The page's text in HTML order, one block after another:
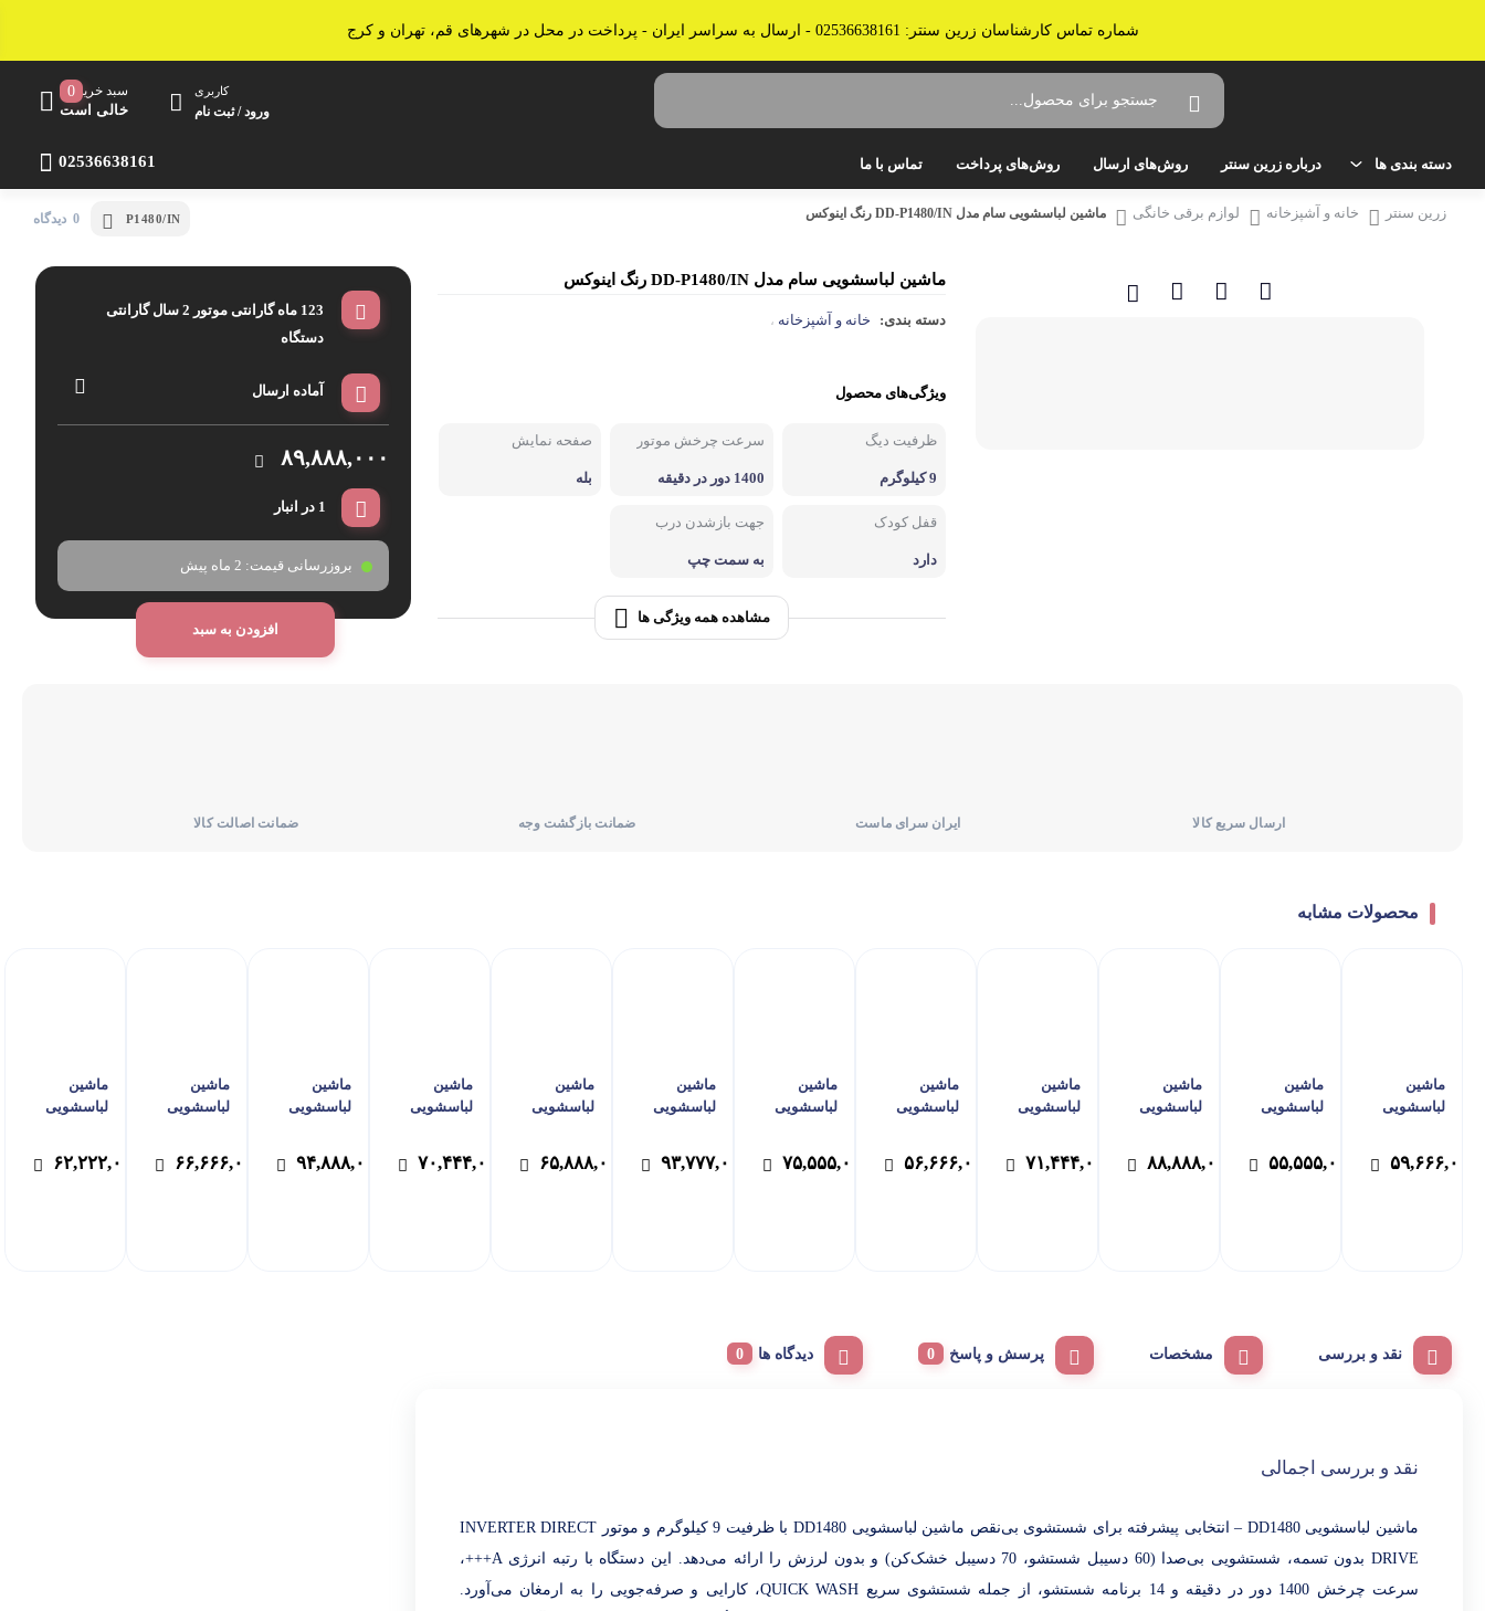
شماره تماس کارشناسان زرین سنتر: 02536638161 - ارسال به سراسر ایران - پرداخت در محل در شهرهای قم، تهران و کرج
کاربری
ورود / ثبت نام
سبد خرید
خالی است
0
دسته بندی ها
خانه و آشپزخانه
آبسردکن
ترازوی آشپزخانه
لوازم پخت و پز
آون توستر
سرخ کن
پلوپز و آرام پز
درباره زرین سنتر روش‌های ارسال روش‌های پرداخت تماس با ما 02536638161
زرین سنتر خانه و آشپزخانه لوازم برقی خانگی ماشین لباسشویی سام مدل DD-P1480/IN رنگ اینوکس P1480/IN 0 دیدگاه
ماشین لباسشویی سام مدل DD-P1480/IN رنگ اینوکس
دسته بندی: خانه و آشپزخانه ،
ویژگی‌های محصول
ظرفیت دیگ
9 کیلوگرم
سرعت چرخش موتور
1400 دور در دقیقه
صفحه نمایش
بله
قفل کودک
دارد
جهت بازشدن درب
به سمت چپ
مشاهده همه ویژگی ها
123 ماه گارانتی موتور 2 سال گارانتی
دستگاه
آماده ارسال
۸۹,۸۸۸,۰۰۰
1 در انبار
بروزرسانی قیمت: 2 ماه پیش
افزودن به سبد
ارسال سریع کالا ایران سرای ماست ضمانت بازگشت وجه ضمانت اصالت کالا
محصولات مشابه
ماشین
لباسشویی
BWBL سفید
۵۹,۶۶۶,۰۰۰
ماشین
لباسشویی
۵۵,۵۵۵,۰۰۰
ماشین
لباسشویی
سفید
۸۸,۸۸۸,۰۰۰
ماشین
لباسشویی
سیلور
۷۱,۴۴۴,۰۰۰
ماشین
لباسشویی
ظرفیت 6
۵۶,۶۶۶,۰۰۰
ماشین
لباسشویی
رنگ سفید-
۷۵,۵۵۵,۰۰۰
ماشین
لباسشویی
AWD سفید
۹۳,۷۷۷,۰۰۰
ماشین
لباسشویی
سفید
۶۵,۸۸۸,۰۰۰
ماشین
لباسشویی
سفید
۷۰,۴۴۴,۰۰۰
ماشین
لباسشویی
ASD سیلور
۹۴,۸۸۸,۰۰۰
ماشین
لباسشویی
سیلور
۶۶,۶۶۶,۰۰۰
ماشین
لباسشویی
سفید
۶۲,۲۲۲,۰۰۰
نقد و بررسی مشخصات پرسش و پاسخ دیدگاه ها
نقد و بررسی اجمالی
ماشین لباسشویی DD1480 – انتخابی پیشرفته برای شستشوی بی‌نقص ماشین لباسشویی DD1480 با ظرفیت 9 کیلوگرم و موتور INVERTER DIRECT
DRIVE بدون تسمه، شستشویی بی‌صدا (60 دسیبل شستشو، 70 دسیبل خشک‌کن) و بدون لرزش را ارائه می‌دهد. این دستگاه با رتبه انرژی A+++،
سرعت چرخش 1400 دور در دقیقه و 14 برنامه شستشو، از جمله شستشوی سریع QUICK WASH، کارایی و صرفه‌جویی را به ارمغان می‌آورد.